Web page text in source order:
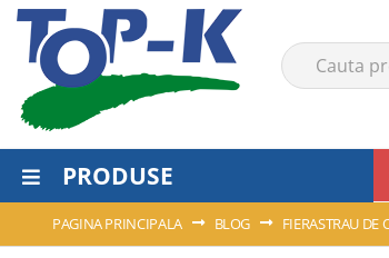
PRODUSE
PAGINA PRINCIPALA BLOG FIERASTRAU